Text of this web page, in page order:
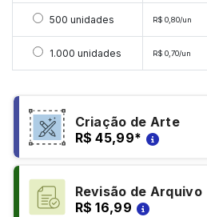
Selecionar 500 unidades
500 unidades R$ 0,80/un
Selecionar 1000 unidades
1.000 unidades R$ 0,70/un
Criação de Arte
R$ 45,99*
Revisão de Arquivo
R$ 16,99